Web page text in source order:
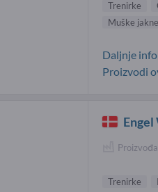
Trenirke
Muške jakne
Daljnje
Proizvodi
Trenirke